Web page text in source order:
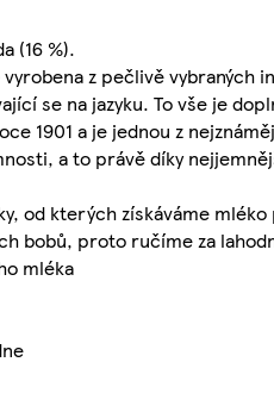
(16 %).
z pečlivě
se na jazyku. To vše je
1901 a je jednou z
a to právě díky
od kterých získáváme
bobů, proto ručíme za
mléka